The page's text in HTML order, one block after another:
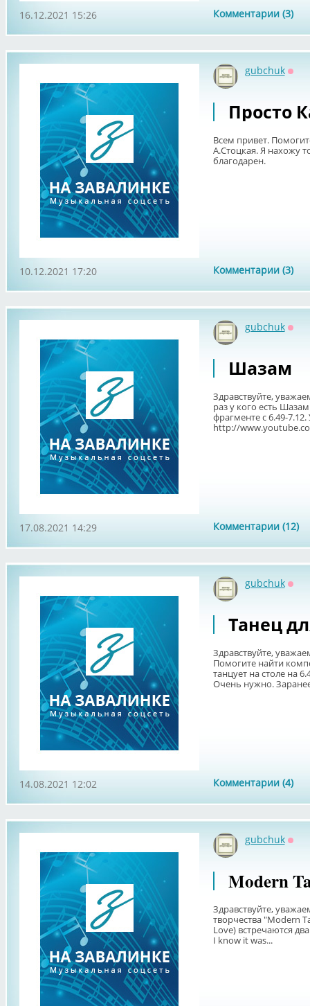
Комментарии (3)
16.12.2021 15:26
gubchuk
Просто
Всем привет.
А.Стоцкая. Я нахожу
благодарен.
Комментарии (3)
10.12.2021 17:20
gubchuk
Шазам
Здравствуйте,
раз у кого есть
фрагменте с 6.49-
http://
Комментарии (12)
17.08.2021 14:29
gubchuk
Танец
Здравствуйте,
Помогите найти
танцует на столе на
Очень нужно.
Комментарии (4)
14.08.2021 12:02
gubchuk
Modern
Здравствуйте,
творчества "Modern
Love) встречаются
I know it was...